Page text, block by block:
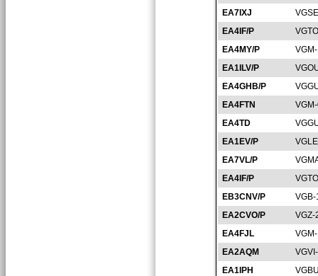
EA7IXJ
EA4IF/P
EA4MY/P
EA1ILV/P
EA4GHB/P
EA4FTN
EA4TD
EA1EV/P
EA7VL/P
EA4IF/P
EB3CNV/P
VGB-
EA2CVO/P
VGZ-
EA4FJL
EA2AQM
EA1IPH